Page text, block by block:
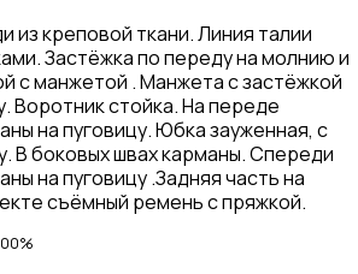
из креповой ткани. Линия талии
Застёжка по переду на молнию и
с манжетой . Манжета с застёжкой
Воротник стойка. На переде
на пуговицу. Юбка зауженная, с
В боковых швах карманы. Спереди
на пуговицу .Задняя часть на
съёмный ремень с пряжкой.